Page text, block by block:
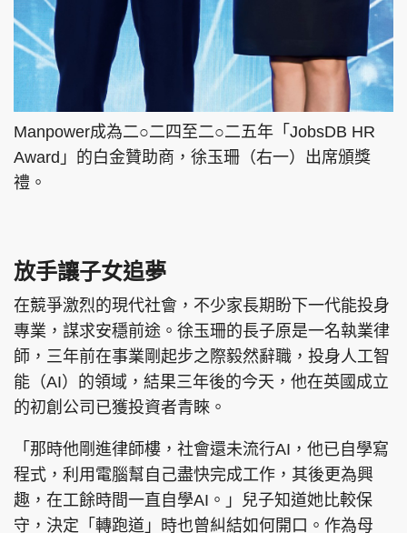
Manpower成為二○二四至二○二五年「JobsDB HR
Award」的白金贊助商，徐玉珊（右一）出席頒獎
禮。
放手讓子女追夢
在競爭激烈的現代社會，不少家長期盼下一代能投身
專業，謀求安穩前途。徐玉珊的長子原是一名執業律
師，三年前在事業剛起步之際毅然辭職，投身人工智
能（AI）的領域，結果三年後的今天，他在英國成立
的初創公司已獲投資者青睞。
「那時他剛進律師樓，社會還未流行AI，他已自學寫
程式，利用電腦幫自己盡快完成工作，其後更為興
趣，在工餘時間一直自學AI。」兒子知道她比較保
守，決定「轉跑道」時也曾糾結如何開口。作為母